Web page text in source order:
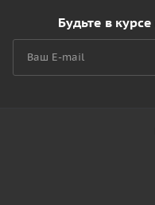
Будьте в